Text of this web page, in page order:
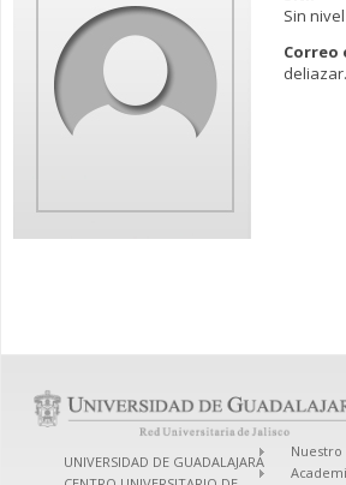
Sin nivel
Correo
UNIVERSIDAD DE GUADALAJARA